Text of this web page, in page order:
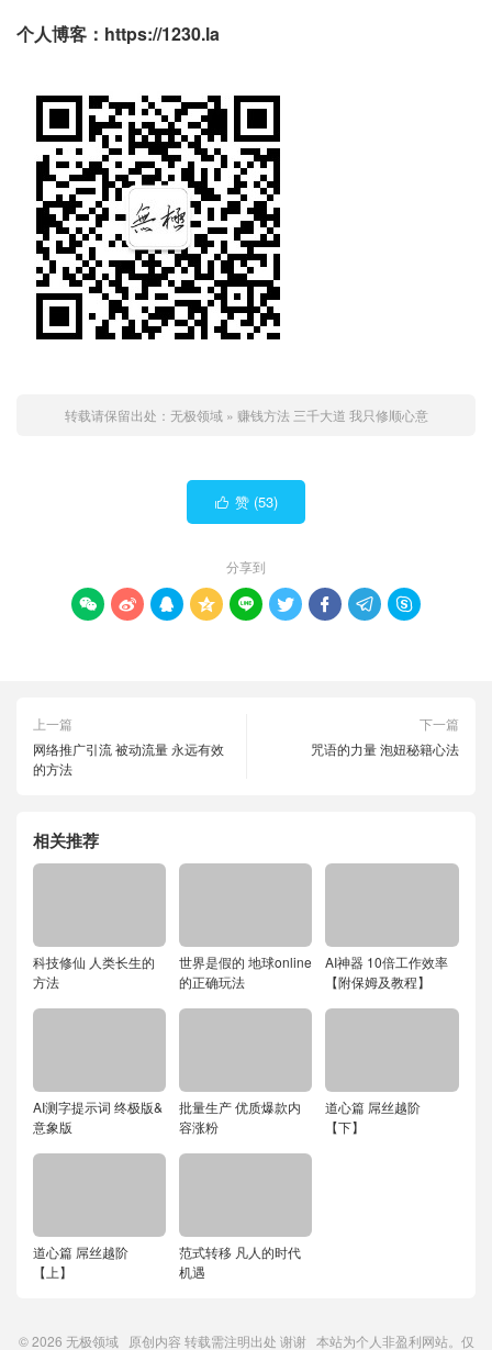
个人博客：https://1230.la
转载请保留出处： 无极领域 » 赚钱方法 三千大道 我只修顺心意
 赞 (53)
分享到
        
上一篇
网络推广引流 被动流量 永远有效
的方法
下一篇
咒语的力量 泡妞秘籍心法
相关推荐
科技修仙 人类长生的
方法
世界是假的 地球online
的正确玩法
AI神器 10倍工作效率
【附保姆及教程】
AI测字提示词 终极版&
意象版
批量生产 优质爆款内
容涨粉
道心篇 屌丝越阶
【下】
道心篇 屌丝越阶
【上】
范式转移 凡人的时代
机遇
© 2026 无极领域 原创内容 转载需注明出处 谢谢 本站为个人非盈利网站。仅